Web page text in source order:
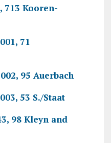
713 Kooren-
71
95 Auerbach
53 S./Staat
98 Kleyn and